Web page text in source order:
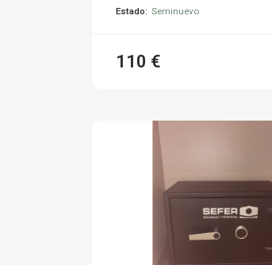
Estado: Seminuevo
110 €